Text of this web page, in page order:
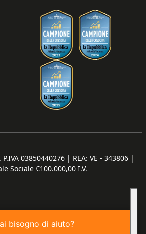
bisogno di aiuto?
P.IVA 03850440276 | REA: VE - 343806 |
Sociale €100.000,00 I.V.